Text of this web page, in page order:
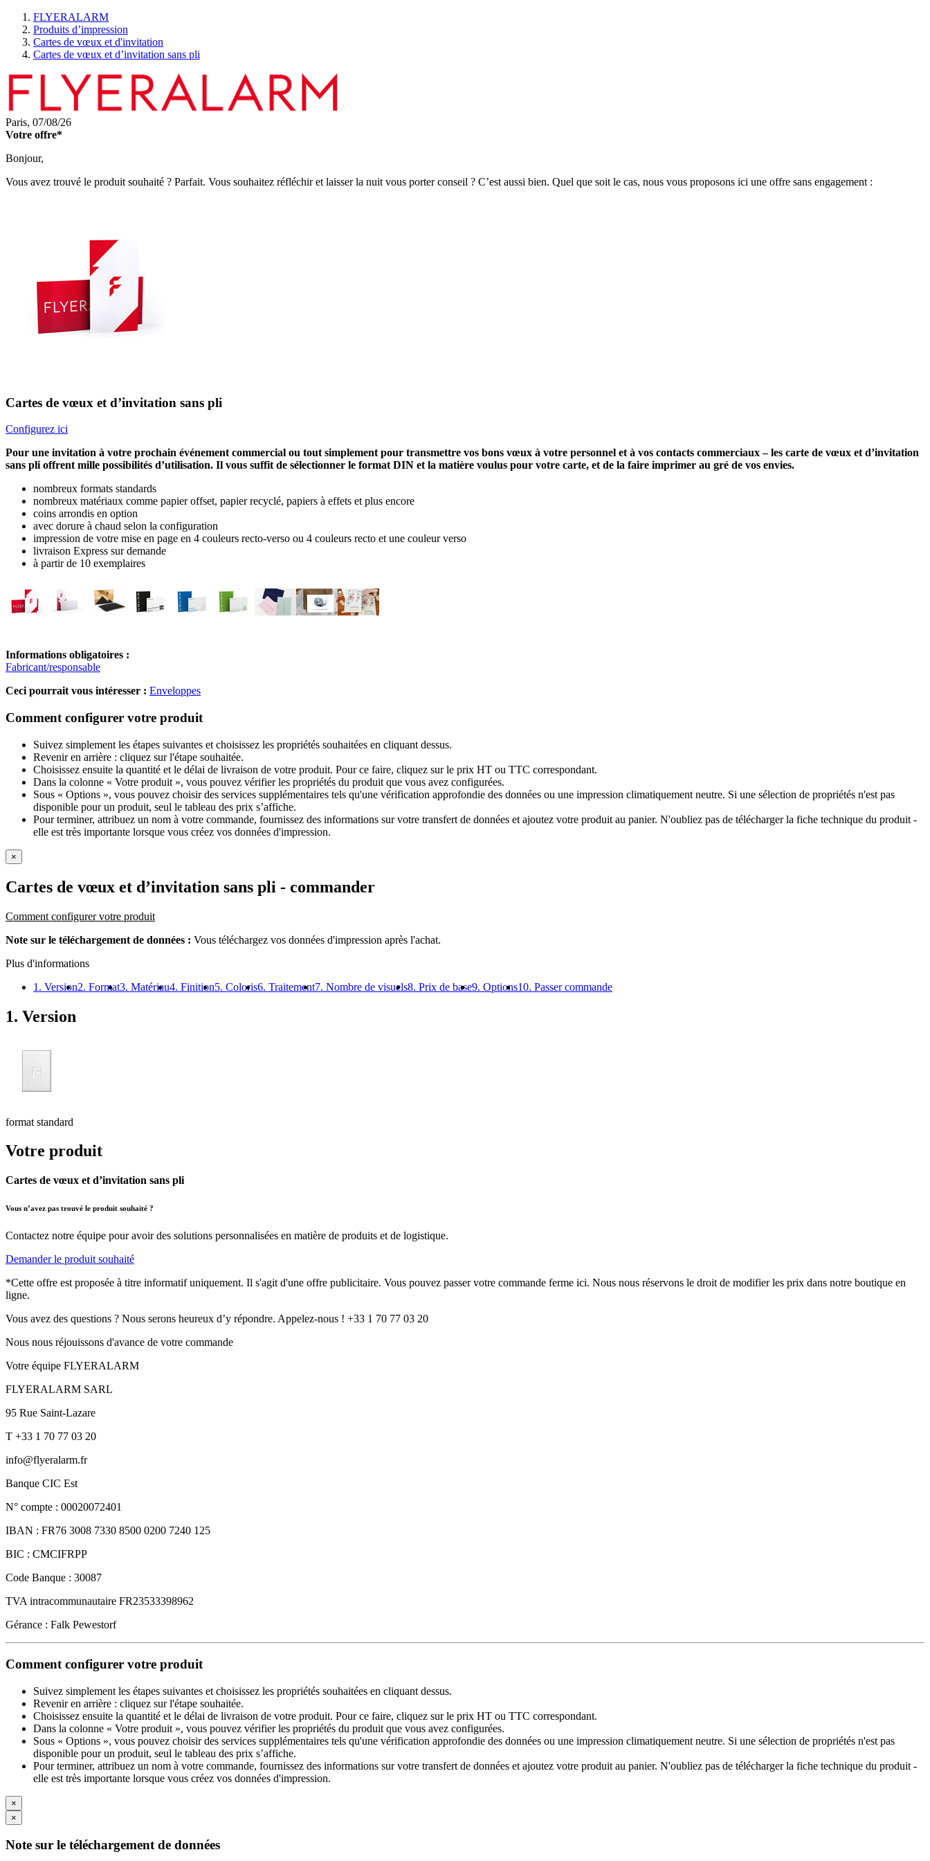
FLYERALARM
Produits d’impression
Cartes de vœux et d'invitation
Cartes de vœux et d’invitation sans pli
Paris, 07/08/26
Votre offre*
Bonjour,
Vous avez trouvé le produit souhaité ? Parfait. Vous souhaitez réfléchir et laisser la nuit vous porter conseil ? C’est aussi bien. Quel que soit le cas, nous vous proposons ici une offre sans engagement :
Cartes de vœux et d’invitation sans pli
Configurez ici
Pour une invitation à votre prochain événement commercial ou tout simplement pour transmettre vos bons vœux à votre personnel et à vos contacts commerciaux – les carte de vœux et d’invitation
sans pli offrent mille possibilités d’utilisation. Il vous suffit de sélectionner le format DIN et la matière voulus pour votre carte, et de la faire imprimer au gré de vos envies.
nombreux formats standards
nombreux matériaux comme papier offset, papier recyclé, papiers à effets et plus encore
coins arrondis en option
avec dorure à chaud selon la configuration
impression de votre mise en page en 4 couleurs recto-verso ou 4 couleurs recto et une couleur verso
livraison Express sur demande
à partir de 10 exemplaires
Informations obligatoires :
Fabricant/responsable
Ceci pourrait vous intéresser : Enveloppes
Comment configurer votre produit
Suivez simplement les étapes suivantes et choisissez les propriétés souhaitées en cliquant dessus.
Revenir en arrière : cliquez sur l'étape souhaitée.
Choisissez ensuite la quantité et le délai de livraison de votre produit. Pour ce faire, cliquez sur le prix HT ou TTC correspondant.
Dans la colonne « Votre produit », vous pouvez vérifier les propriétés du produit que vous avez configurées.
Sous « Options », vous pouvez choisir des services supplémentaires tels qu'une vérification approfondie des données ou une impression climatiquement neutre. Si une sélection de propriétés n'est pas
disponible pour un produit, seul le tableau des prix s’affiche.
Pour terminer, attribuez un nom à votre commande, fournissez des informations sur votre transfert de données et ajoutez votre produit au panier. N'oubliez pas de télécharger la fiche technique du produit -
elle est très importante lorsque vous créez vos données d'impression.
×
Cartes de vœux et d’invitation sans pli - commander
Comment configurer votre produit
Note sur le téléchargement de données : Vous téléchargez vos données d'impression après l'achat.
Plus d'informations
1. Version2. Format3. Matériau4. Finition5. Coloris6. Traitement7. Nombre de visuels8. Prix de base9. Options10. Passer commande
1. Version
format standard
Votre produit
Cartes de vœux et d’invitation sans pli
Vous n’avez pas trouvé le produit souhaité ?
Contactez notre équipe pour avoir des solutions personnalisées en matière de produits et de logistique.
Demander le produit souhaité
*Cette offre est proposée à titre informatif uniquement. Il s'agit d'une offre publicitaire. Vous pouvez passer votre commande ferme ici. Nous nous réservons le droit de modifier les prix dans notre boutique en
ligne.
Vous avez des questions ? Nous serons heureux d’y répondre. Appelez-nous ! +33 1 70 77 03 20
Nous nous réjouissons d'avance de votre commande
Votre équipe FLYERALARM
FLYERALARM SARL
95 Rue Saint-Lazare
T +33 1 70 77 03 20
info@flyeralarm.fr
Banque CIC Est
N° compte : 00020072401
IBAN : FR76 3008 7330 8500 0200 7240 125
BIC : CMCIFRPP
Code Banque : 30087
TVA intracommunautaire FR23533398962
Gérance : Falk Pewestorf
Comment configurer votre produit
Suivez simplement les étapes suivantes et choisissez les propriétés souhaitées en cliquant dessus.
Revenir en arrière : cliquez sur l'étape souhaitée.
Choisissez ensuite la quantité et le délai de livraison de votre produit. Pour ce faire, cliquez sur le prix HT ou TTC correspondant.
Dans la colonne « Votre produit », vous pouvez vérifier les propriétés du produit que vous avez configurées.
Sous « Options », vous pouvez choisir des services supplémentaires tels qu'une vérification approfondie des données ou une impression climatiquement neutre. Si une sélection de propriétés n'est pas
disponible pour un produit, seul le tableau des prix s’affiche.
Pour terminer, attribuez un nom à votre commande, fournissez des informations sur votre transfert de données et ajoutez votre produit au panier. N'oubliez pas de télécharger la fiche technique du produit -
elle est très importante lorsque vous créez vos données d'impression.
×
×
Note sur le téléchargement de données